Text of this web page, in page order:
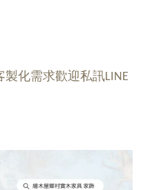
化需求歡迎私訊LINE